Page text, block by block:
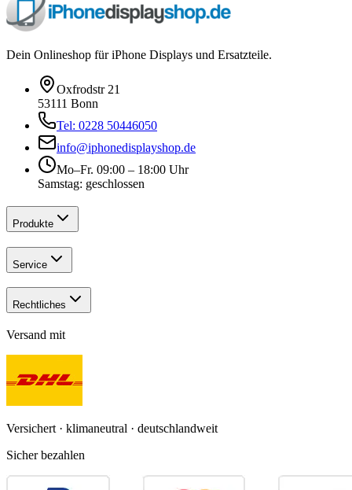
Dein Onlineshop für iPhone Displays und Ersatzteile.
Oxfrodstr 21
53111 Bonn
Tel: 0228 50446050
info@iphonedisplayshop.de
Mo–Fr. 09:00 – 18:00 Uhr
Samstag: geschlossen
Produkte
Service
Rechtliches
Versand mit
Versichert · klimaneutral · deutschlandweit
Sicher bezahlen